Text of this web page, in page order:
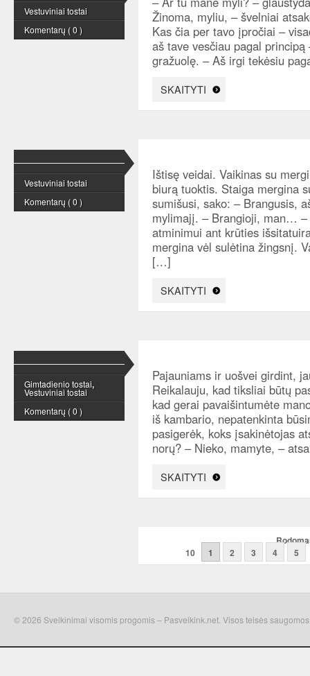
Vestuviniai tostai
Komentarų ( 0 )
Žinoma, myliu, – švelniai
Kas čia per tavo įpročiai –
aš tave vesčiau pagal
gražuolę. – Aš irgi tekėsiu
SKAITYTI
Vestuviniai tostai
Komentarų ( 0 )
Ištisę veidai. Vaikinas su
biurą tuoktis. Staiga mergina
sumišusi, sako: – Brangusis,
mylimajį. – Brangioji, man…
atminimui ant krūties
mergina vėl sulėtina žingsnį.
[…]
SKAITYTI
Gimtadienio tostai,
Vestuviniai tostai
Komentarų ( 0 )
Pajauniams ir uošvei girdint,
Reikalauju, kad tiksliai būtų
kad gerai pavaišintumėte
iš kambario, nepatenkinta
pasigerėk, koks įsakinėtojas
norų? – Nieko, mamyte, –
SKAITYTI
10
1 2 3 4 5
© 2026 Sveikinimai visomis progomis – Pasveikink.net. Visos teisės